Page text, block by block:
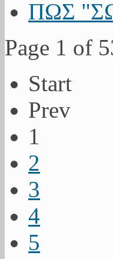
ΠΩΣ
Page 1 of
Start
Prev
1
2
3
4
5